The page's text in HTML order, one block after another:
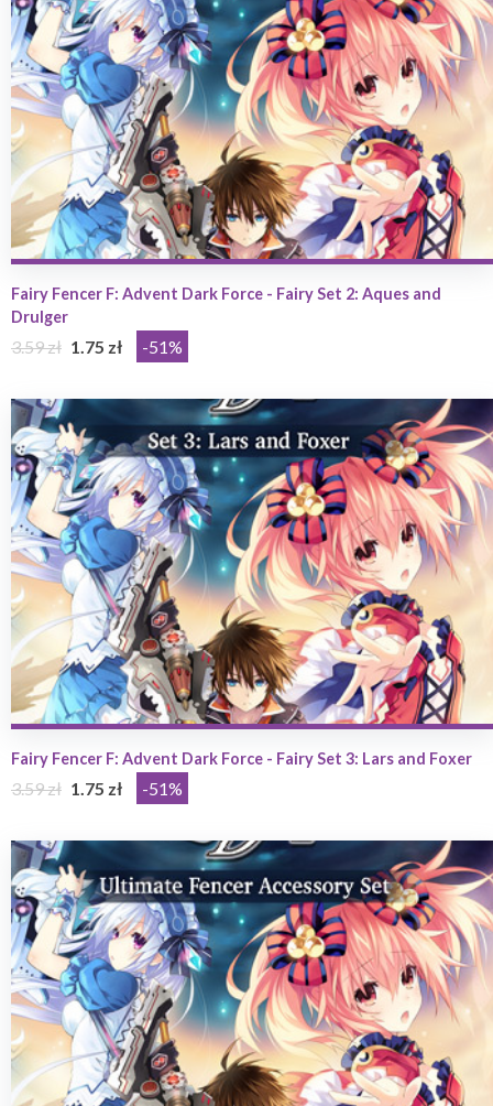
Fairy Fencer F: Advent Dark Force - Fairy Set 2: Aques and
Drulger
3.59 zł 1.75 zł -51%
Fairy Fencer F: Advent Dark Force - Fairy Set 3: Lars and Foxer
3.59 zł 1.75 zł -51%